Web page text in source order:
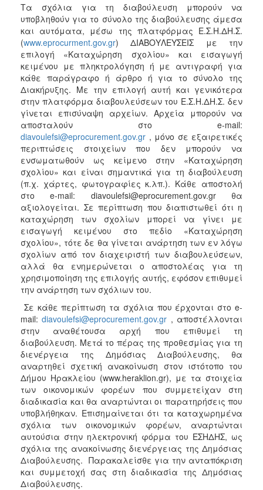
Τα σχόλια για τη διαβούλευση μπορούν να
υποβληθούν για το σύνολο της διαβούλευσης άμεσα
και αυτόματα, μέσω της πλατφόρμας Ε.Σ.Η.ΔΗ.Σ.
(www.eprocurment.gov.gr) ΔΙΑΒΟΥΛΕΥΣΕΙΣ με την
επιλογή «Καταχώρηση σχολίου» και εισαγωγή
κειμένου με πληκτρολόγηση ή με αντιγραφή για
κάθε παράγραφο ή άρθρο ή για το σύνολο της
Διακήρυξης. Με την επιλογή αυτή και γενικότερα
στην πλατφόρμα διαβουλεύσεων του Ε.Σ.Η.ΔΗ.Σ. δεν
γίνεται επισύναψη αρχείων. Αρχεία μπορούν να
αποσταλούν στο e-mail:
diavoulefsi@eprocurement.gov.gr , μόνο σε εξαιρετικές
περιπτώσεις στοιχείων που δεν μπορούν να
ενσωματωθούν ως κείμενο στην «Καταχώρηση
σχολίου» και είναι σημαντικά για τη διαβούλευση
(π.χ. χάρτες, φωτογραφίες κ.λπ.). Κάθε αποστολή
στο e-mail: diavoulefsi@eprocurement.gov.gr θα
αξιολογείται. Σε περίπτωση που διαπιστωθεί ότι η
καταχώρηση των σχολίων μπορεί να γίνει με
εισαγωγή κειμένου στο πεδίο «Καταχώρηση
σχολίου», τότε δε θα γίνεται ανάρτηση των εν λόγω
σχολίων από τον διαχειριστή των διαβουλεύσεων,
αλλά θα ενημερώνεται ο αποστολέας για τη
χρησιμοποίηση της επιλογής αυτής, εφόσον επιθυμεί
την ανάρτηση των σχόλιων του.
Σε κάθε περίπτωση τα σχόλια που έρχονται στο e-
mail:diavoulefsi@eprocurement.gov.gr , αποστέλλονται
στην αναθέτουσα αρχή που επιθυμεί τη
διαβούλευση. Μετά το πέρας της προθεσμίας για τη
διενέργεια της Δημόσιας Διαβούλευσης, θα
αναρτηθεί σχετική ανακοίνωση στον ιστότοπο του
Δήμου Ηρακλείου (www.heraklion.gr), με τα στοιχεία
των οικονομικών φορέων που συμμετείχαν στη
διαδικασία και θα αναρτώνται οι παρατηρήσεις που
υποβλήθηκαν. Επισημαίνεται ότι τα καταχωρημένα
σχόλια των οικονομικών φορέων, αναρτώνται
αυτούσια στην ηλεκτρονική φόρμα του ΕΣΗΔΗΣ, ως
σχόλια της ανακοίνωσης διενέργειας της Δημόσιας
Διαβούλευσης. Παρακαλείσθε για την ανταπόκριση
και συμμετοχή σας στη διαδικασία της Δημόσιας
Διαβούλευσης.